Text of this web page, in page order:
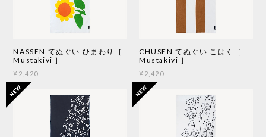
NASSEN てぬぐい ひまわり［
Mustakivi ］
¥2,420
CHUSEN てぬぐい こはく［
Mustakivi ］
¥2,420